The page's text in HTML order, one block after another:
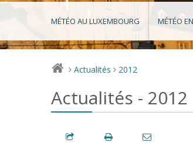
MÉTÉO AU LUXEMBOURG MÉTÉO
> Actualités > 2012
Actualités - 2012